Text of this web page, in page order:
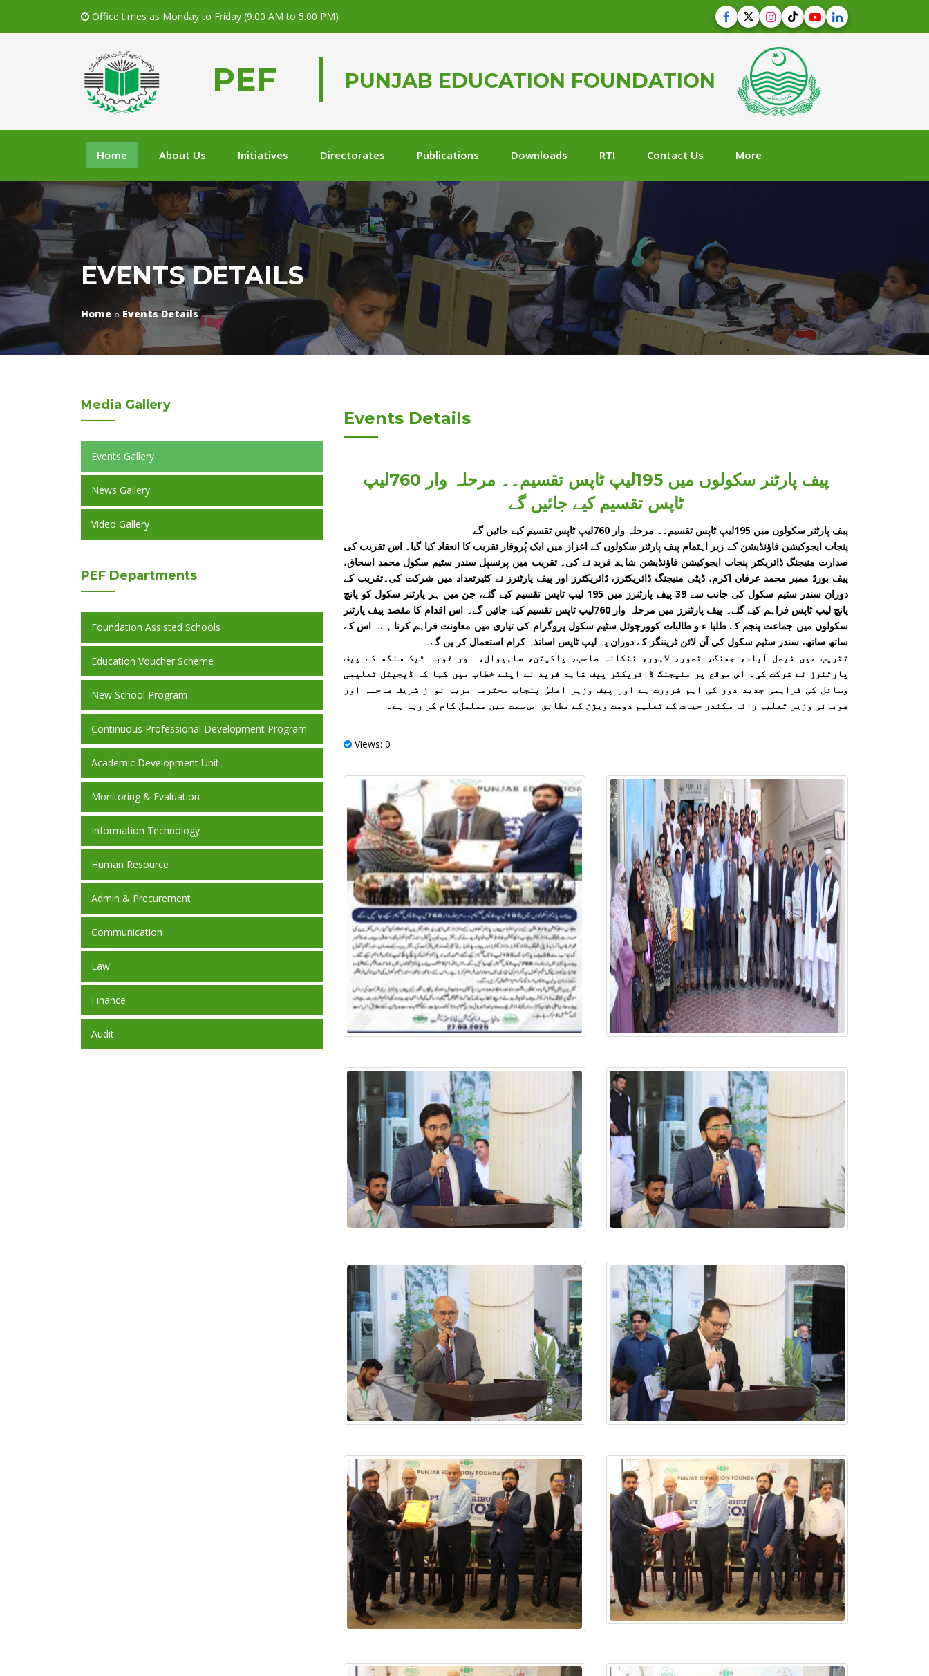
Office times as Monday to Friday (9.00 AM to 5.00 PM)
PEF PUNJAB EDUCATION FOUNDATION
Home About Us Initiatives Directorates Publications Downloads RTI Contact Us More
EVENTS DETAILS
Home Events Details
Media Gallery
Events Gallery
News Gallery
Video Gallery
PEF Departments
Foundation Assisted Schools
Education Voucher Scheme
New School Program
Continuous Professional Development Program
Academic Development Unit
Monitoring & Evaluation
Information Technology
Human Resource
Admin & Precurement
Communication
Law
Finance
Audit
Events Details
پیف پارٹنر سکولوں میں 195لیپ ٹاپس تقسیم۔۔ مرحلہ وار 760لیپ
ٹاپس تقسیم کیے جائیں گے
پیف پارٹنر سکولوں میں 195لیپ ٹاپس تقسیم۔۔ مرحلہ وار 760لیپ ٹاپس تقسیم کیے جائیں گے
پنجاب ایجوکیشن فاؤنڈیشن کے زیر اہتمام پیف پارٹنر سکولوں کے اعزاز میں ایک پُروقار تقریب کا انعقاد کیا گیا۔ اس تقریب کی
صدارت منیجنگ ڈائریکٹر پنجاب ایجوکیشن فاؤنڈیشن شاہد فرید نے کی۔ تقریب میں پرنسپل سندر سٹیم سکول محمد اسحاق،
پیف بورڈ ممبر محمد عرفان اکرم، ڈپٹی منیجنگ ڈائریکٹرز، ڈائریکٹرز اور پیف پارٹنرز نے کثیرتعداد میں شرکت کی۔تقریب کے
دوران سندر سٹیم سکول کی جانب سے 39 پیف پارٹنرز میں 195 لیپ ٹاپس تقسیم کیے گئے، جن میں ہر پارٹنر سکول کو پانچ
پانچ لیپ ٹاپس فراہم کیے گئے۔ پیف پارٹنرز میں مرحلہ وار 760لیپ ٹاپس تقسیم کیے جائیں گے۔ اس اقدام کا مقصد پیف پارٹنر
سکولوں میں جماعت پنجم کے طلبا ء و طالبات کوورچوئل سٹیم سکول پروگرام کی تیاری میں معاونت فراہم کرنا ہے۔ اس کے
ساتھ ساتھ، سندر سٹیم سکول کی آن لائن ٹریننگز کے دوران یہ لیپ ٹاپس اساتذہ کرام استعمال کر یں گے۔
تقریب میں فیصل آباد، جھنگ، قصور، لاہور، ننکانہ صاحب، پاکپتن، ساہیوال، اور ٹوبہ ٹیک سنگھ کے پیف
پارٹنرز نے شرکت کی۔ اس موقع پر منیجنگ ڈائریکٹر پیف شاہد فرید نے اپنے خطاب میں کہا کہ ڈیجیٹل تعلیمی
وسائل کی فراہمی جدید دور کی اہم ضرورت ہے اور پیف وزیر اعلیٰ پنجاب محترمہ مریم نواز شریف صاحبہ اور
صوبائی وزیر تعلیم رانا سکندر حیات کے تعلیم دوست ویژن کے مطابق اس سمت میں مسلسل کام کر رہا ہے۔
Views: 0